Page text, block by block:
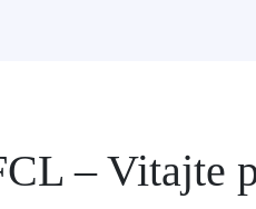
– Vitajte